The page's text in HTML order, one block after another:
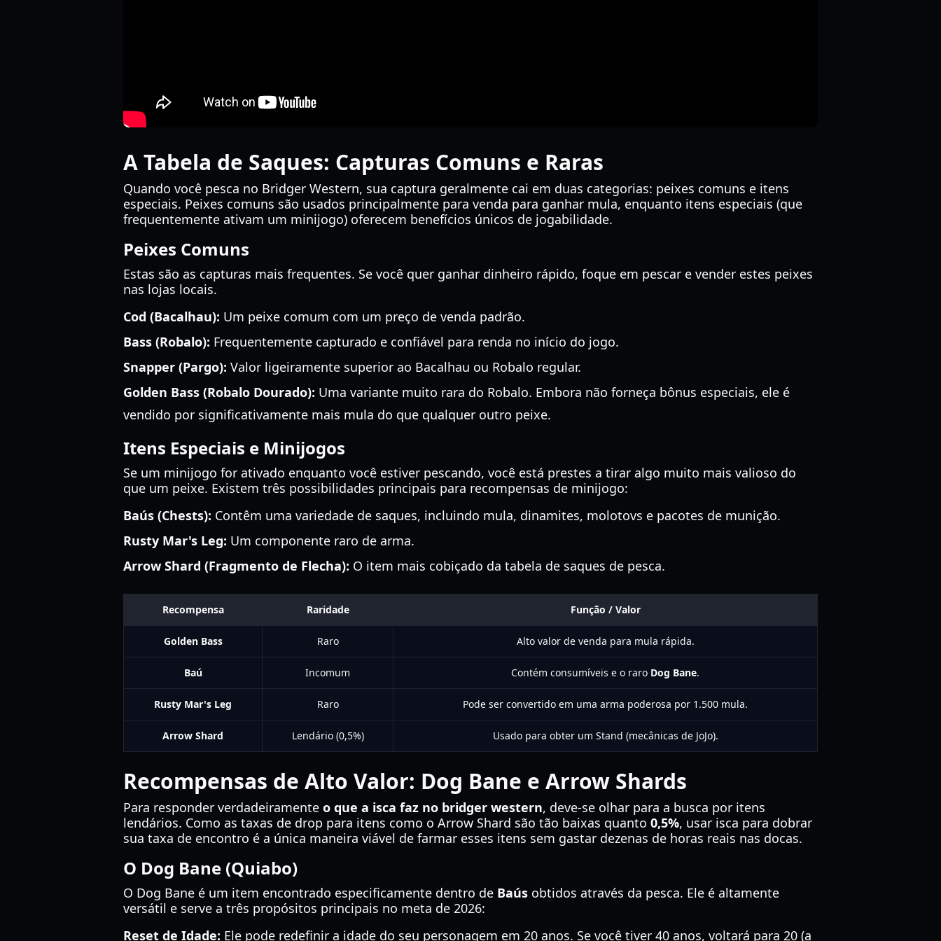
A Tabela de Saques: Capturas Comuns e Raras
Quando você pesca no Bridger Western, sua captura geralmente cai em duas categorias: peixes comuns e itens
especiais. Peixes comuns são usados principalmente para venda para ganhar mula, enquanto itens especiais (que
frequentemente ativam um minijogo) oferecem benefícios únicos de jogabilidade.
Peixes Comuns
Estas são as capturas mais frequentes. Se você quer ganhar dinheiro rápido, foque em pescar e vender estes peixes
nas lojas locais.
Cod (Bacalhau): Um peixe comum com um preço de venda padrão.
Bass (Robalo): Frequentemente capturado e confiável para renda no início do jogo.
Snapper (Pargo): Valor ligeiramente superior ao Bacalhau ou Robalo regular.
Golden Bass (Robalo Dourado): Uma variante muito rara do Robalo. Embora não forneça bônus especiais, ele é
vendido por significativamente mais mula do que qualquer outro peixe.
Itens Especiais e Minijogos
Se um minijogo for ativado enquanto você estiver pescando, você está prestes a tirar algo muito mais valioso do
que um peixe. Existem três possibilidades principais para recompensas de minijogo:
Baús (Chests): Contêm uma variedade de saques, incluindo mula, dinamites, molotovs e pacotes de munição.
Rusty Mar's Leg: Um componente raro de arma.
Arrow Shard (Fragmento de Flecha): O item mais cobiçado da tabela de saques de pesca.
Recompensa Raridade Função / Valor
Golden Bass Raro Alto valor de venda para mula rápida.
Baú Incomum Contém consumíveis e o raro Dog Bane.
Rusty Mar's Leg Raro Pode ser convertido em uma arma poderosa por 1.500 mula.
Arrow Shard Lendário (0,5%) Usado para obter um Stand (mecânicas de JoJo).
Recompensas de Alto Valor: Dog Bane e Arrow Shards
Para responder verdadeiramente o que a isca faz no bridger western, deve-se olhar para a busca por itens
lendários. Como as taxas de drop para itens como o Arrow Shard são tão baixas quanto 0,5%, usar isca para dobrar
sua taxa de encontro é a única maneira viável de farmar esses itens sem gastar dezenas de horas reais nas docas.
O Dog Bane (Quiabo)
O Dog Bane é um item encontrado especificamente dentro de Baús obtidos através da pesca. Ele é altamente
versátil e serve a três propósitos principais no meta de 2026:
Reset de Idade: Ele pode redefinir a idade do seu personagem em 20 anos. Se você tiver 40 anos, voltará para 20 (a